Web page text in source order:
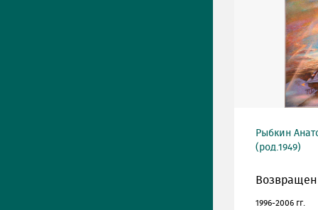
Рыбкин
(род.1949)
1996-2006 гг.